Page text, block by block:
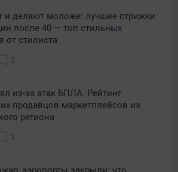
и делают моложе: лучшие стрижки
после 40 — топ стильных
от стилиста
2
из-за атак БПЛА. Рейтинг
продавцов маркетплейсов из
региона
3